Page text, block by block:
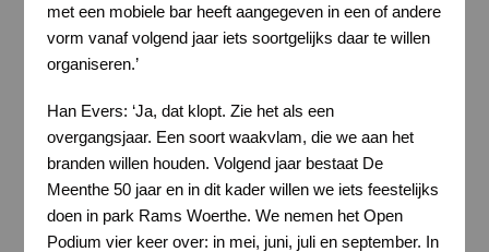
met een mobiele bar heeft aangegeven in een of andere
vorm vanaf volgend jaar iets soortgelijks daar te willen
organiseren.’
Han Evers: ‘Ja, dat klopt. Zie het als een
overgangsjaar. Een soort waakvlam, die we aan het
branden willen houden. Volgend jaar bestaat De
Meenthe 50 jaar en in dit kader willen we iets feestelijks
doen in park Rams Woerthe. We nemen het Open
Podium vier keer over: in mei, juni, juli en september. In